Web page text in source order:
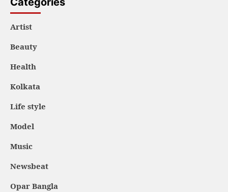
Artist
Beauty
Health
Kolkata
Life style
Model
Music
Newsbeat
Opar Bangla